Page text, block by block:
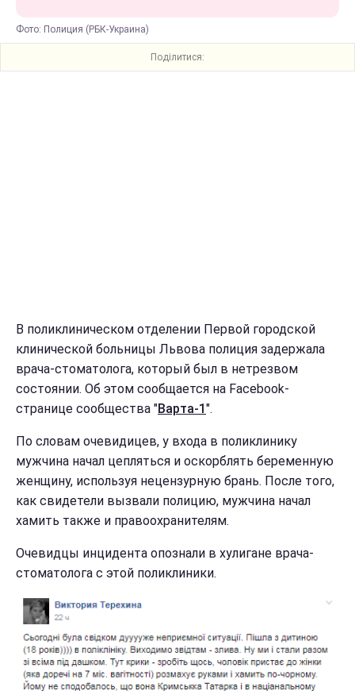
Фото: Полиция (РБК-Украина)
Поділитися:
В поликлиническом отделении Первой городской
клинической больницы Львова полиция задержала
врача-стоматолога, который был в нетрезвом
состоянии. Об этом сообщается на Facebook-
странице сообщества "Варта-1 ".
По словам очевидицев, у входа в поликлинику
мужчина начал цепляться и оскорблять беременную
женщину, используя нецензурную брань. После того,
как свидетели вызвали полицию, мужчина начал
хамить также и правоохранителям.
Очевидцы инцидента опознали в хулигане врача-
стоматолога с этой поликлиники.